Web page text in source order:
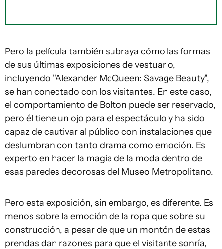
Pero la película también subraya cómo las formas
de sus últimas exposiciones de vestuario,
incluyendo "Alexander McQueen: Savage Beauty",
se han conectado con los visitantes. En este caso,
el comportamiento de Bolton puede ser reservado,
pero él tiene un ojo para el espectáculo y ha sido
capaz de cautivar al público con instalaciones que
deslumbran con tanto drama como emoción. Es
experto en hacer la magia de la moda dentro de
esas paredes decorosas del Museo Metropolitano.
Pero esta exposición, sin embargo, es diferente. Es
menos sobre la emoción de la ropa que sobre su
construcción, a pesar de que un montón de estas
prendas dan razones para que el visitante sonría,